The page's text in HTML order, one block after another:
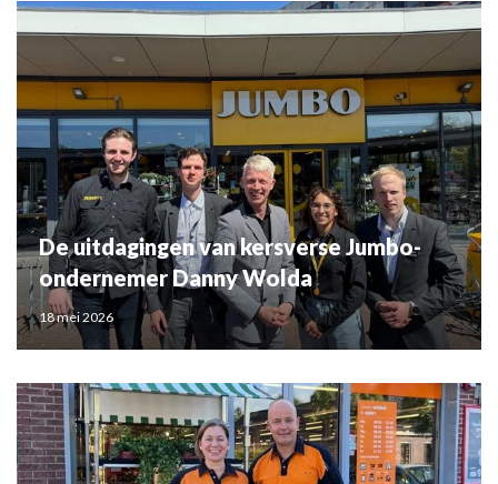
De uitdagingen van kersverse Jumbo-
ondernemer Danny Wolda
18 mei 2026